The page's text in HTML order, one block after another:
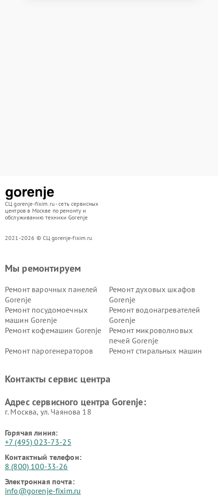
СЦ gorenje-fixim.ru - сеть сервисных
центров в Москве по ремонту и
обслуживанию техники Gorenje
2021-2026 © СЦ gorenje-fixim.ru
Мы ремонтируем
Ремонт варочных панелей
Gorenje
Ремонт духовых шкафов
Gorenje
Ремонт посудомоечных
машин Gorenje
Ремонт водонагревателей
Gorenje
Ремонт кофемашин Gorenje
Ремонт микроволновых
печей Gorenje
Ремонт парогенераторов
Ремонт стиральных машин
Контакты сервис центра
Адрес сервисного центра Gorenje:
г. Москва, ул. Чаянова 18
Горячая линия:
+7 (495) 023-73-25
Контактный телефон:
8 (800) 100-33-26
Электронная почта:
info@gorenje-fixim.ru